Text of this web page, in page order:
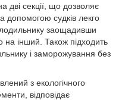
дві секції, що дозволяє
допомогою судків лекго
заощадивши
на інший. Також підходить
і заморожування без
з екологічного
відповідає